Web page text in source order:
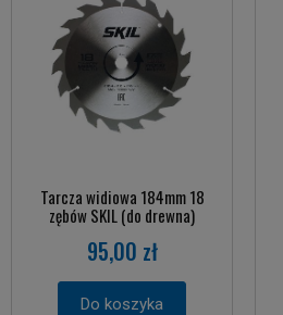
Tarcza widiowa 184mm 18
zębów SKIL (do drewna)
95,00 zł
Do koszyka